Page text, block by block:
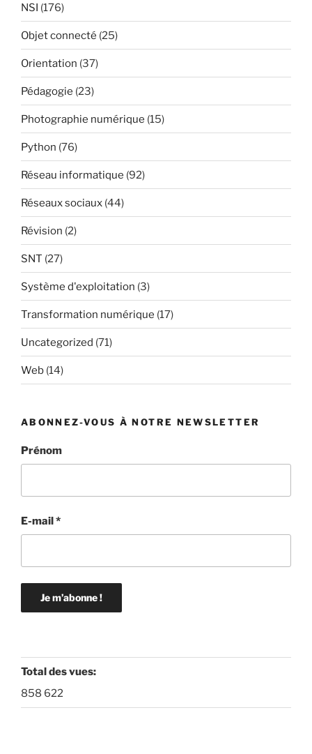
NSI (176)
Objet connecté (25)
Orientation (37)
Pédagogie (23)
Photographie numérique (15)
Python (76)
Réseau informatique (92)
Réseaux sociaux (44)
Révision (2)
SNT (27)
Système d'exploitation (3)
Transformation numérique (17)
Uncategorized (71)
Web (14)
ABONNEZ-VOUS À NOTRE NEWSLETTER
Prénom
E-mail*
Total des vues:
858 622